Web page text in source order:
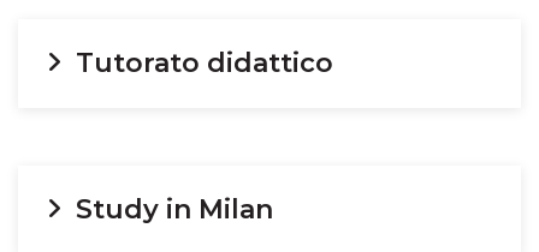
Tutorato didattico
Study in Milan